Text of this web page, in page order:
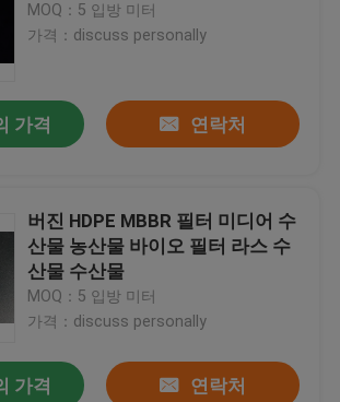
MOQ：5 입방 미터
가격：discuss personally
가격 연락처
버진 HDPE MBBR 필터 미디어 수
산물 농산물 바이오 필터 라스 수
산물 수산물
MOQ：5 입방 미터
가격：discuss personally
가격 연락처